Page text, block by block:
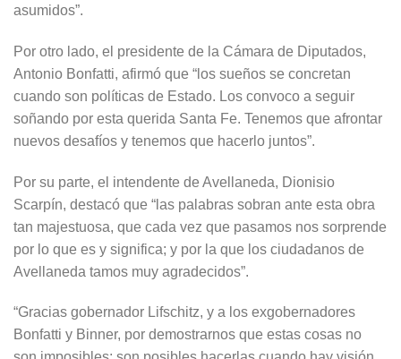
asumidos”.
Por otro lado, el presidente de la Cámara de Diputados,
Antonio Bonfatti, afirmó que “los sueños se concretan
cuando son políticas de Estado. Los convoco a seguir
soñando por esta querida Santa Fe. Tenemos que afrontar
nuevos desafíos y tenemos que hacerlo juntos”.
Por su parte, el intendente de Avellaneda, Dionisio
Scarpín, destacó que “las palabras sobran ante esta obra
tan majestuosa, que cada vez que pasamos nos sorprende
por lo que es y significa; y por la que los ciudadanos de
Avellaneda tamos muy agradecidos”.
“Gracias gobernador Lifschitz, y a los exgobernadores
Bonfatti y Binner, por demostrarnos que estas cosas no